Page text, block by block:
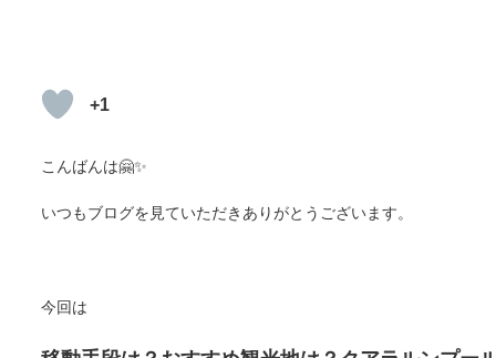
+1
こんばんは🤗✨
いつもブログを見ていただきありがとうございます。
今回は